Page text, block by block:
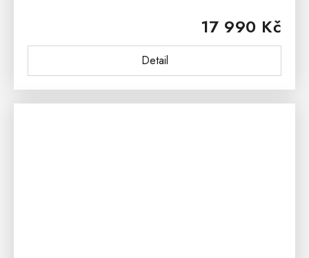
17 990 Kč
Detail
uzavřeného i proskleného prostoru. Skvěle...